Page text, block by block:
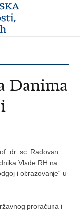
Danima
dr. sc. Radovan
Vlade RH na
i obrazovanje“ u
proračuna i